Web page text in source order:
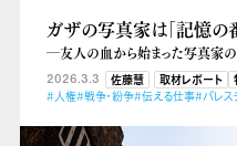
ガザの写真家は「記憶の
―友人の血から始まった写真家の
2026.3.3 佐藤慧 取材レポート
#人権#戦争・紛争#伝える仕事#パレス